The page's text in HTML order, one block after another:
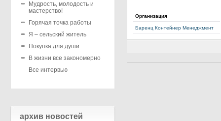
Мудрость, молодость и
мастерство!
Горячая точка работы
Я – сельский житель
Покупка для души
В жизни все закономерно
Все интервью
архив новостей
Организация
Баренц Контейнер Менеджмент